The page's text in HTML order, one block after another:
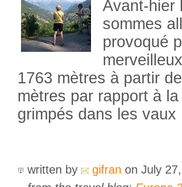
Avant-hier
sommes
provoqué
1763 mètres à partir
mètres par rapport à
grimpés dans les
written by gifran on July